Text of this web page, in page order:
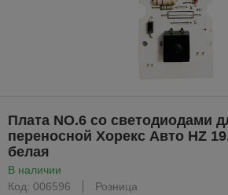
Плата NO.6 со светодиодами
переносной Хорекс Авто HZ
белая
В наличии
Код: 006596
Розница